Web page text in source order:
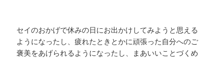
セイのおかげで休みの日にお出かけしてみようと思える
ようになったし、疲れたときとかに頑張った自分へのご
褒美をあげられるようになったし、まあいいことづくめ